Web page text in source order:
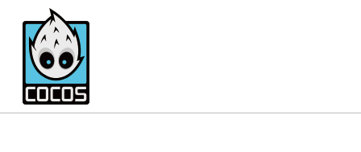
Yunjiu.quinn